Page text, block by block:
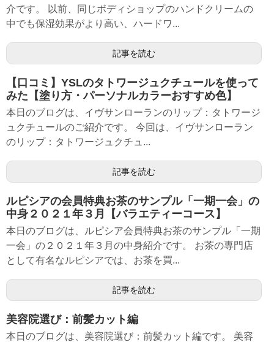
介です。 以前、同じボディショップのハンドクリームの
中でも保湿効果がより高い、ハードワ...
記事を読む
【口コミ】YSLのタトワージュクチュールを使って
みた【塗り方・パーソナルカラーおすすめ色】
本日のブログは、イヴサンローランのリップ：タトワージ
ュクチュールのご紹介です。 今回は、イヴサンローラン
のリップ：タトワージュクチュ...
記事を読む
ルピシアの会員特典お茶のサンプル「一期一会」の
中身２０２１年３月【バラエティーコース】
本日のブログは、ルピシア会員特典お茶のサンプル「一期
一会」の２０２１年３月の中身紹介です。 お茶の専門店
として有名なルピシアでは、お茶を買...
記事を読む
美容院選び：前髪カット編
本日のブログは、美容院選び：前髪カット編です。 美容